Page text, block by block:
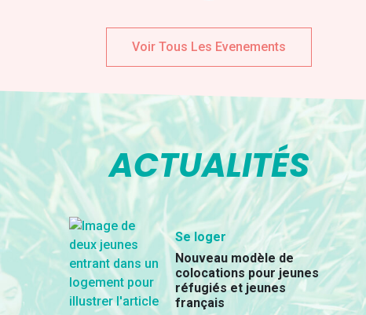
Voir Tous Les Evenements
ACTUALITÉS
Se loger
Nouveau modèle de
colocations pour jeunes
réfugiés et jeunes
français